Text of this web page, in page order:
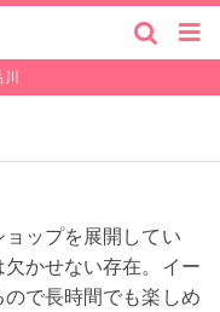
ップを展開してい
かせない存在。イー
で長時間でも楽しめ